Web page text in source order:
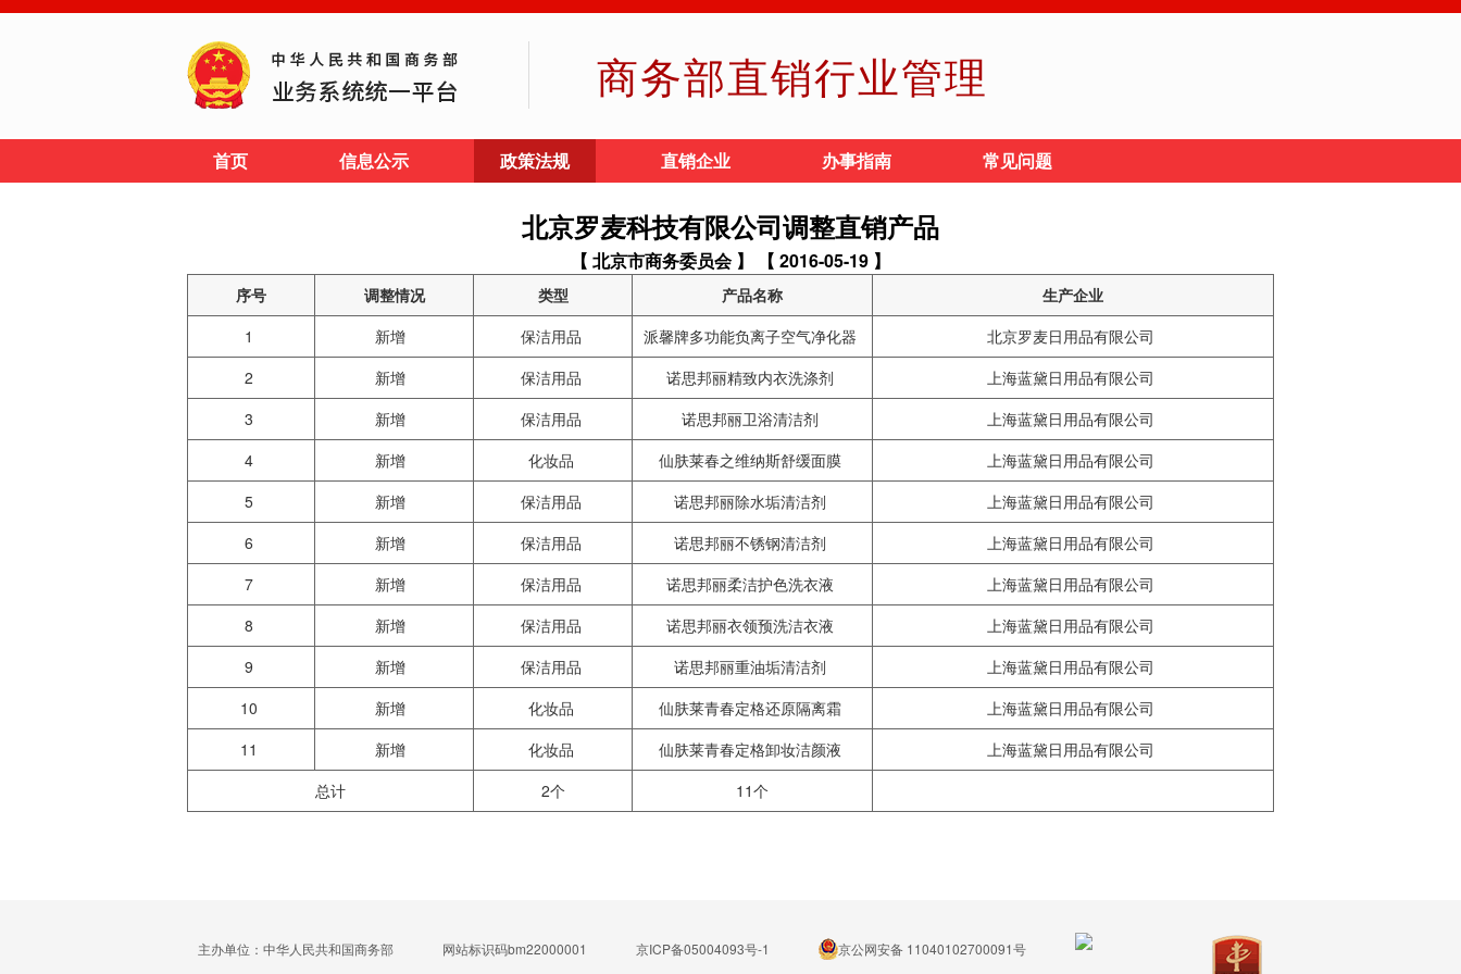
商务部直销行业管理
首页 信息公示 政策法规 直销企业 办事指南 常见问题
北京罗麦科技有限公司调整直销产品
【 北京市商务委员会 】 【 2016-05-19 】
序号 调整情况 类型 产品名称
生产企业
1
新增 保洁用品 派馨牌多功能负离子空气净化器
北京罗麦日用品有限公司
2
新增 保洁用品 诺思邦丽精致内衣洗涤剂
上海蓝黛日用品有限公司
3
新增 保洁用品 诺思邦丽卫浴清洁剂
上海蓝黛日用品有限公司
4
新增 化妆品 仙肤莱春之维纳斯舒缓面膜
上海蓝黛日用品有限公司
5
新增 保洁用品 诺思邦丽除水垢清洁剂
上海蓝黛日用品有限公司
6
新增 保洁用品 诺思邦丽不锈钢清洁剂
上海蓝黛日用品有限公司
7
新增 保洁用品 诺思邦丽柔洁护色洗衣液
上海蓝黛日用品有限公司
8
新增 保洁用品 诺思邦丽衣领预洗洁衣液
上海蓝黛日用品有限公司
9
新增 保洁用品 诺思邦丽重油垢清洁剂
上海蓝黛日用品有限公司
10
新增 化妆品 仙肤莱青春定格还原隔离霜
上海蓝黛日用品有限公司
11
新增 化妆品 仙肤莱青春定格卸妆洁颜液
上海蓝黛日用品有限公司
总计
2个 11个
主办单位：中华人民共和国商务部 网站标识码bm22000001 京ICP备05004093号-1
京公网安备 11040102700091号